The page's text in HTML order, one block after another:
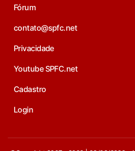
Fórum
contato@spfc.net
Privacidade
Youtube SPFC.net
Cadastro
Login